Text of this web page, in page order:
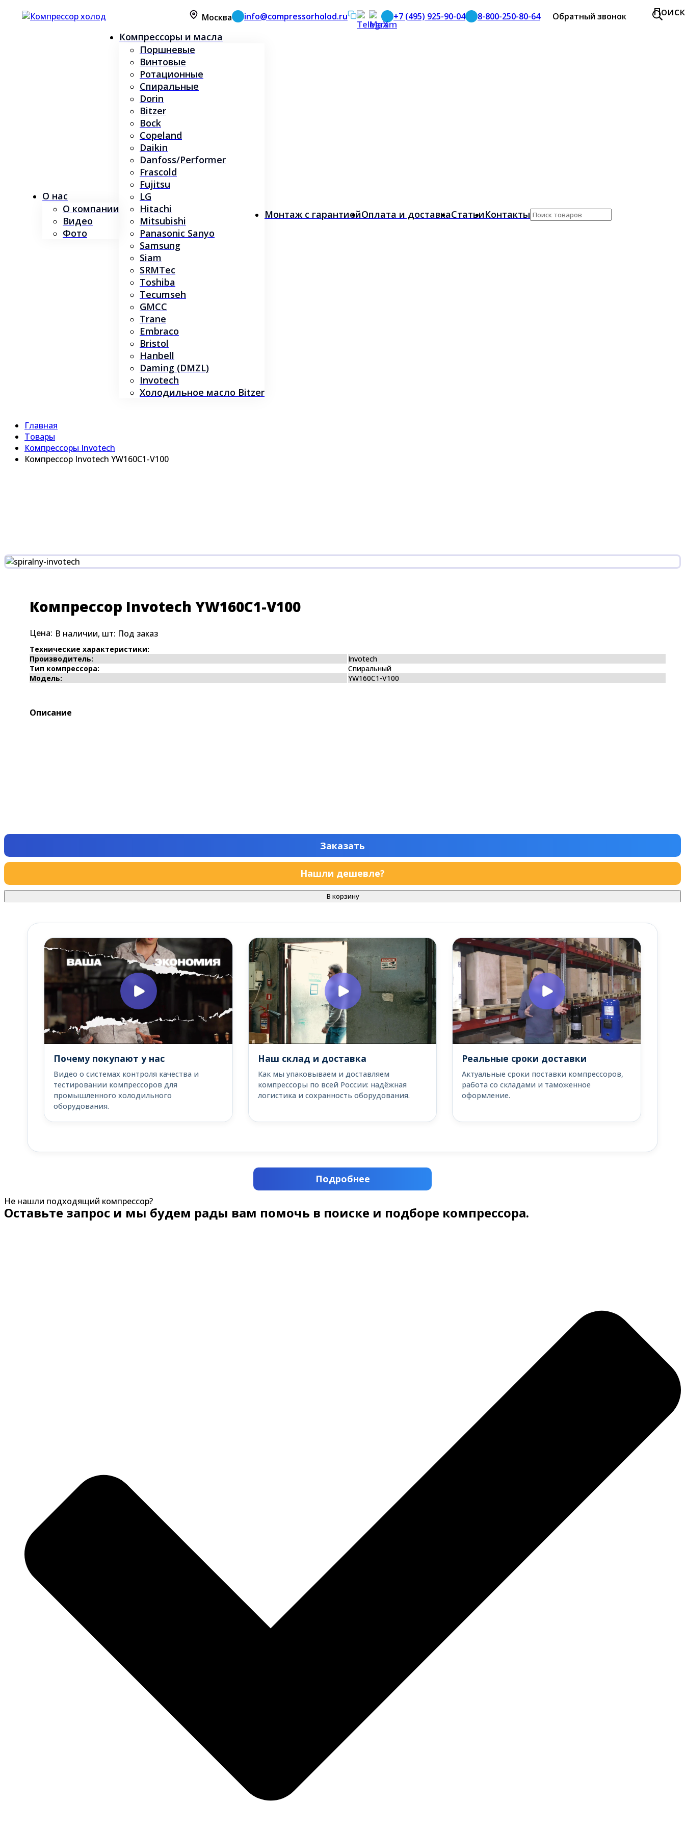
Москва info@compressorholod.ru +7 (495) 925-90-04 8-800-250-80-64 Обратный звонок
О нас
О компании
Видео
Фото
Компрессоры и масла
Поршневые
Винтовые
Ротационные
Спиральные
Dorin
Bitzer
Bock
Copeland
Daikin
Danfoss/Performer
Frascold
Fujitsu
LG
Hitachi
Mitsubishi
Panasonic Sanyo
Samsung
Siam
SRMTec
Toshiba
Tecumseh
GMCC
Trane
Embraco
Bristol
Hanbell
Daming (DMZL)
Invotech
Холодильное масло Bitzer
Монтаж с гарантиейОплата и доставкаСтатьиКонтакты Поиск
Поиск
Главная
Товары
Компрессоры Invotech
Компрессор Invotech YW160C1-V100
Компрессор Invotech YW160C1-V100
Цена: В наличии, шт: Под заказ
Технические характеристики:
Производитель:
Invotech
Тип компрессора:
Спиральный
Модель:
YW160C1-V100
Описание
Заказать
Нашли дешевле?
В корзину
Почему покупают у нас
Видео о системах контроля качества и
тестировании компрессоров для
промышленного холодильного
оборудования.
Наш склад и доставка
Как мы упаковываем и доставляем
компрессоры по всей России: надёжная
логистика и сохранность оборудования.
Реальные сроки доставки
Актуальные сроки поставки компрессоров,
работа со складами и таможенное
оформление.
Подробнее
Не нашли подходящий компрессор?
Оставьте запрос и мы будем рады вам помочь в поиске и подборе компрессора.